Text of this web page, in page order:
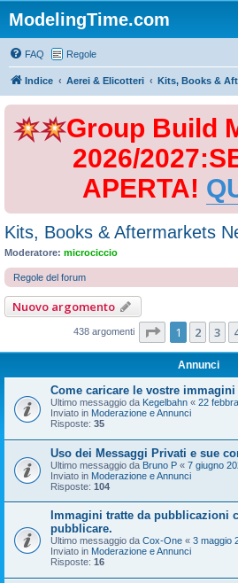
ModelingTime.com
FAQ Regole
Indice Aerei & Elicotteri Kits, Books &
Group Build
2026/
APERTA!
Kits, Books & Aftermarkets
Moderatore: microciccio
Regole del forum
Nuovo argomento
438 argomenti Pagina di 18
1 2 3
Annunci
Come caricare le vostre
Ultimo messaggio da Kegelbahn « 22
Inviato in Moderazione e Annunci
Risposte: 35
Uso dei Messaggi Privati e sue
Ultimo messaggio da Bruno P « 7 giugno
Inviato in Moderazione e Annunci
Risposte: 104
Immagini tratte da pubblicazioni
pubblicare.
Ultimo messaggio da Cox-One « 3 maggio
Inviato in Moderazione e Annunci
Risposte: 16